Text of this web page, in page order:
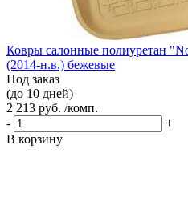
Ковры салонные полиуретан
(2014-н.в.) бежевые
Под заказ
(до 10 дней)
2 213 руб. /комп.
-
+
В корзину